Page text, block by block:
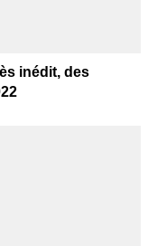
inédit, des